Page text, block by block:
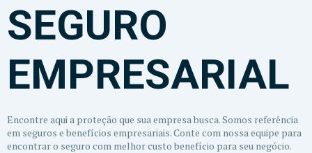
SEGURO
EMPRESARIAL
Encontre aqui a proteção que sua empresa busca. Somos referência
em seguros e benefícios empresariais. Conte com nossa equipe para
encontrar o seguro com melhor custo benefício para seu negócio.